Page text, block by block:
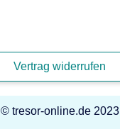
Vertrag widerrufen
© tresor-online.de 2023